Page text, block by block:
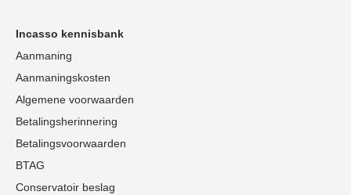
Incasso kennisbank
Aanmaning
Aanmaningskosten
Algemene voorwaarden
Betalingsherinnering
Betalingsvoorwaarden
BTAG
Conservatoir beslag